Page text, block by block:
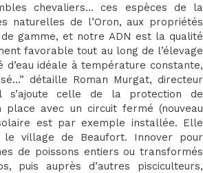
chevaliers… ces espèces de la
naturelles de l’Oron, aux propriétés
gamme, et notre ADN est la qualité
favorable tout au long de l’élevage
idéale à température constante,
détaille Roman Murgat, directeur
s’ajoute celle de la protection de
avec un circuit fermé (nouveau
est par exemple installée. Elle
le village de Beaufort. Innover pour
de poissons entiers ou transformés
auprès d’autres pisciculteurs,